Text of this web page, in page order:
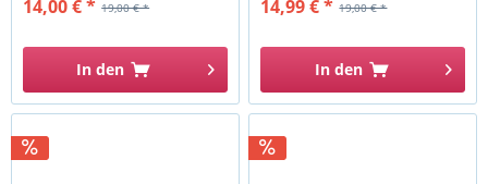
19,00 € *
14,00 € *
In den
19,00 € *
14,99 € *
In den